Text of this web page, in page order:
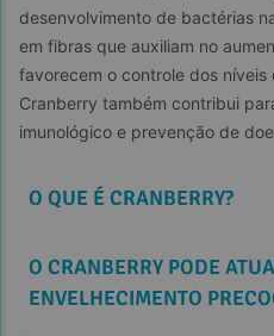
desenvolvimento de bactérias
em fibras que auxiliam no
favorecem o controle dos níveis
Cranberry também contribui
imunológico e prevenção de
O QUE É CRANBERRY?
O CRANBERRY PODE
ENVELHECIMENTO